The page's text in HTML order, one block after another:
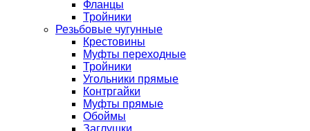
Фланцы
Тройники
Резьбовые чугунные
Крестовины
Муфты переходные
Тройники
Угольники прямые
Контргайки
Муфты прямые
Обоймы